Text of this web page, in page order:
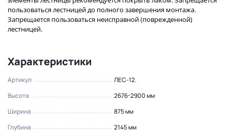
пользоваться лестницей до полного завершения монтажа.
Запрещается пользоваться неисправной (поврежденной)
лестницей.
Характеристики
Артикул
ЛЕС-12.
Высота
2676-2900 мм
Ширина
875 мм
Глубина
2145 мм